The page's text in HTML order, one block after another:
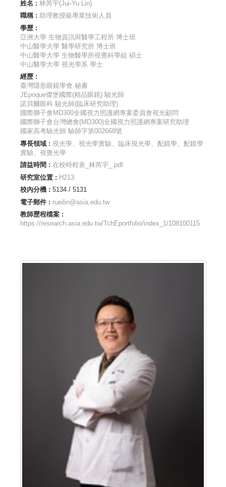
姓名 : 林芮宇(Jui-Yu Lin)
職稱 : 助理教授級專業技術人員
學歷 :
亞洲大學 生物資訊與醫學工程所 博士班
中山醫學大學 醫學研究所 博士班
中山醫學大學 生物醫學所視覺科學組 碩士
中山醫學大學 視光學系 學士
經歷 :
臺灣隱形眼鏡學會 秘書
JEpoque傑堡國際(精品眼鏡) 驗光師
諾貝爾眼科 驗光師(臨床研究助理)
國際獅子會MD300全國視力照護網專案委員會視光顧問
國際獅子會台灣總會(MD300)全國視力照護網專案研究助理
國家高考驗光師 驗師字第002668號
專長領域 : 視光學、視光學實驗、臨床視光學、配鏡學、配鏡學
實驗、視覺光學
請益時間 : 在校時程表_林芮宇_.pdf
研究室位置 : H213
校內分機 : 5134 / 5131
電子郵件 : rueilin@asia.edu.tw
教師歷程檔案 :
https://research.asia.edu.tw/TchEportfolio/index_1/108100115